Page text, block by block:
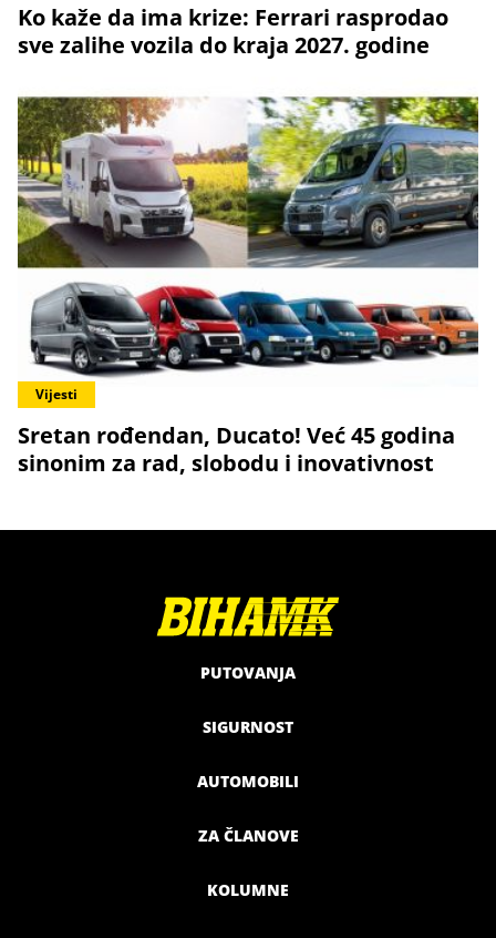
Ko kaže da ima krize: Ferrari rasprodao
sve zalihe vozila do kraja 2027. godine
Vijesti
Sretan rođendan, Ducato! Već 45 godina
sinonim za rad, slobodu i inovativnost
PUTOVANJA
SIGURNOST
AUTOMOBILI
ZA ČLANOVE
KOLUMNE